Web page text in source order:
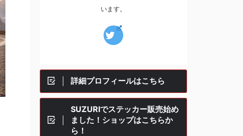
います。
詳細プロフィールはこちら
SUZURIでステッカー販売始め
ました！ショップはこちらか
ら！